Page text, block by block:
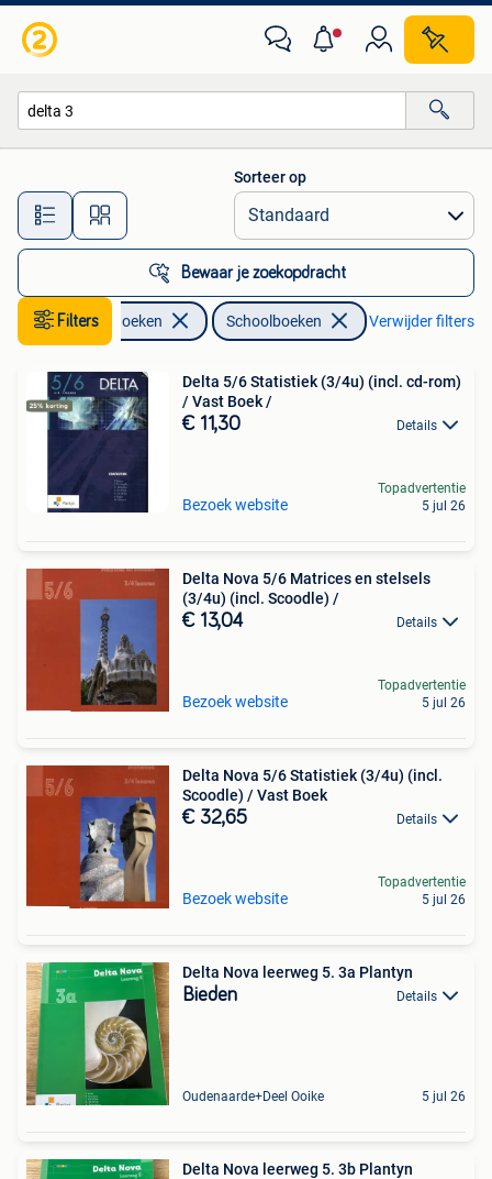
Alle afstanden…
Sorteer op
Bewaar je zoekopdracht
Filters Boeken Schoolboeken Verwijder filters
Delta 5/6 Statistiek (3/4u) (incl. cd-rom)
/ Vast Boek /
€ 11,30 Details
Bezoek website
Topadvertentie
5 jul 26
Delta Nova 5/6 Matrices en stelsels
(3/4u) (incl. Scoodle) /
€ 13,04 Details
Bezoek website
Topadvertentie
5 jul 26
Delta Nova 5/6 Statistiek (3/4u) (incl.
Scoodle) / Vast Boek
€ 32,65 Details
Bezoek website
Topadvertentie
5 jul 26
Delta Nova leerweg 5. 3a Plantyn
Bieden Details
Oudenaarde+Deel Ooike 5 jul 26
Delta Nova leerweg 5. 3b Plantyn